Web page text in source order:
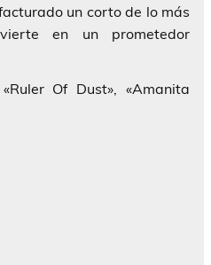
un corto de lo más
en un prometedor
Of Dust», «Amanita